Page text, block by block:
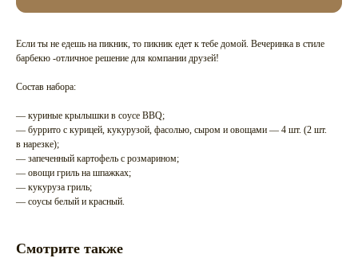
Если ты не едешь на пикник, то пикник едет к тебе домой. Вечеринка в стиле
барбекю -отличное решение для компании друзей!
Состав набора:
— куриные крылышки в соусе BBQ;
— буррито с курицей, кукурузой, фасолью, сыром и овощами — 4 шт. (2 шт.
в нарезке);
— запеченный картофель с розмарином;
— овощи гриль на шпажках;
— кукуруза гриль;
— соусы белый и красный.
Смотрите также